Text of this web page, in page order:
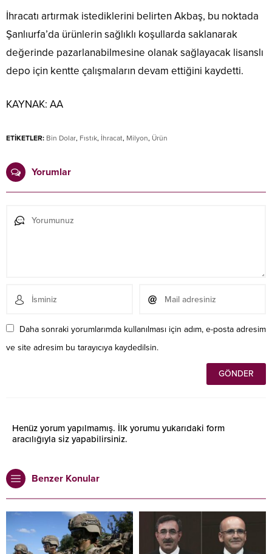
İhracatı artırmak istediklerini belirten Akbaş, bu noktada
Şanlıurfa’da ürünlerin sağlıklı koşullarda saklanarak
değerinde pazarlanabilmesine olanak sağlayacak lisanslı
depo için kentte çalışmaların devam ettiğini kaydetti.
KAYNAK: AA
ETİKETLER: Bin Dolar, Fıstık, İhracat, Milyon, Ürün
Yorumlar
Daha sonraki yorumlarımda kullanılması için adım, e-posta adresim
ve site adresim bu tarayıcıya kaydedilsin.
Henüz yorum yapılmamış. İlk yorumu yukarıdaki form
aracılığıyla siz yapabilirsiniz.
Benzer Konular